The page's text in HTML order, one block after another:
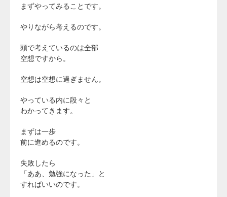
まずやってみることです。
やりながら考えるのです。
頭で考えているのは全部
空想ですから。
空想は空想に過ぎません。
やっている内に段々と
わかってきます。
まずは一歩
前に進めるのです。
失敗したら
「ああ、勉強になった」と
すればいいのです。